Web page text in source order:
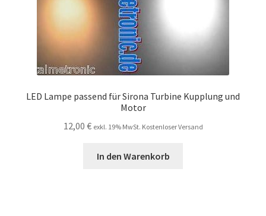
LED Lampe passend für Sirona Turbine Kupplung und
Motor
12,00 € exkl. 19% MwSt. Kostenloser Versand
In den Warenkorb